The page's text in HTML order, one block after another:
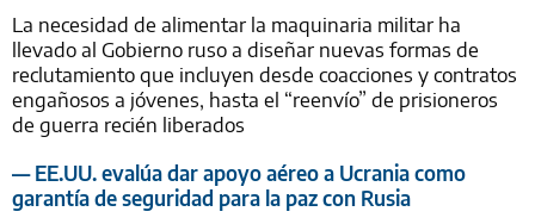
La necesidad de alimentar la maquinaria militar ha
llevado al Gobierno ruso a diseñar nuevas formas de
reclutamiento que incluyen desde coacciones y contratos
engañosos a jóvenes, hasta el “reenvío” de prisioneros
de guerra recién liberados
— EE.UU. evalúa dar apoyo aéreo a Ucrania como
garantía de seguridad para la paz con Rusia